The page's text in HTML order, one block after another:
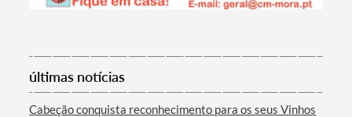
Categorias gerais
últimas notícias
Cabeção conquista reconhecimento para os seus Vinhos